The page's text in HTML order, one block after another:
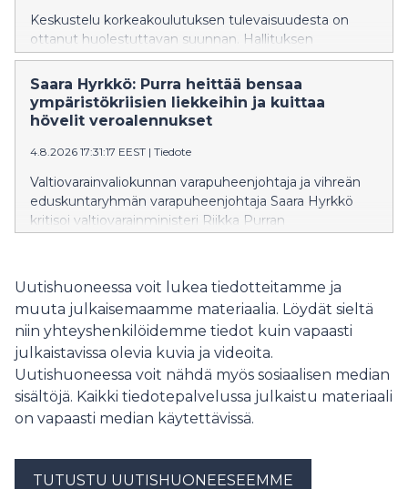
Keskustelu korkeakoulutuksen tulevaisuudesta on
ottanut huolestuttavan suunnan. Hallituksen
suunnittelemat muutokset eivät ole yksittäisiä teknisiä
uudistuksia, vaan ne näyttävät olevan osa kehitystä,
joka vie Suomea askel askeleelta pois maksuttoman
korkeakoulutuksen periaatteesta. Ministeri on
säilyy maksuttomana vuoteen 2040 asti, samalla kun
hallitus valmistelee muutoksia, jotka mahdollistaisivat
kokonaisen tutkinnon suorittamisen maksullisena
avoimessa korkeakoulussa.
Saara Hyrkkö: Purra heittää bensaa
ympäristökriisien liekkeihin ja kuittaa
hövelit veroalennukset
4.8.2026 17:31:17 EEST | Tiedote
Valtiovarainvaliokunnan varapuheenjohtaja ja vihreän
eduskuntaryhmän varapuheenjohtaja Saara Hyrkkö
kritisoi valtiovarainministeri Riikka Purran
ympäristökriisien liekkeihin.
Uutishuoneessa voit lukea tiedotteitamme ja
muuta julkaisemaamme materiaalia. Löydät sieltä
niin yhteyshenkilöidemme tiedot kuin vapaasti
julkaistavissa olevia kuvia ja videoita.
Uutishuoneessa voit nähdä myös sosiaalisen median
sisältöjä. Kaikki tiedotepalvelussa julkaistu materiaali
on vapaasti median käytettävissä.
TUTUSTU UUTISHUONEESEEMME